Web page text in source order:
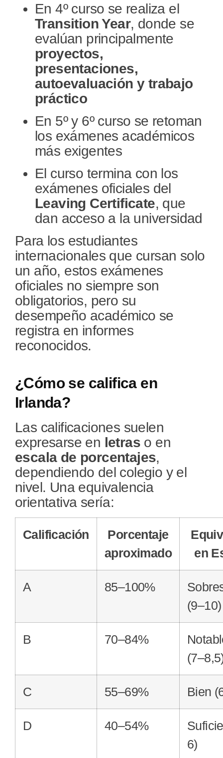
En 4º curso se realiza el
Transition Year, donde se
evalúan principalmente
proyectos,
presentaciones,
autoevaluación y trabajo
práctico
En 5º y 6º curso se retoman
los exámenes académicos
más exigentes
El curso termina con los
exámenes oficiales del
Leaving Certificate, que
dan acceso a la universidad
Para los estudiantes
internacionales que cursan solo
un año, estos exámenes
oficiales no siempre son
obligatorios, pero su
desempeño académico se
registra en informes
reconocidos.
¿Cómo se califica en
Irlanda?
Las calificaciones suelen
expresarse en letras o en
escala de porcentajes,
dependiendo del colegio y el
nivel. Una equivalencia
orientativa sería:
Calificación
Porcentaje
aproximado
en
A 85–100%
(9–10)
B 70–84%
C 55–69% Bien
D 40–54%
6)